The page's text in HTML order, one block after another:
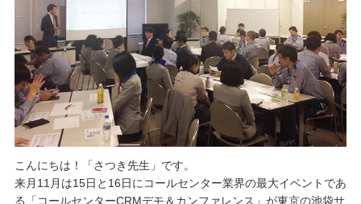
こんにちは！「さつき先生」です。
来月11月は15日と16日にコールセンター業界の最大イベントであ
る「コールセンターCRMデモ＆カンファレンス」が東京の池袋サ